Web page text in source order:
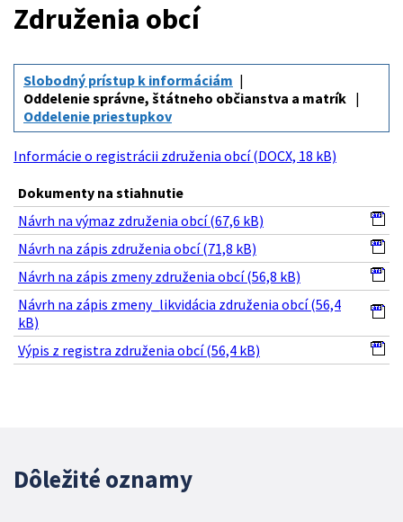
Združenia obcí
Slobodný prístup k informáciám
Oddelenie správne, štátneho občianstva a matrík
Oddelenie priestupkov
Informácie o registrácii združenia obcí (DOCX, 18 kB)
Dokumenty na stiahnutie
Návrh na výmaz združenia obcí (67,6 kB)
Návrh na zápis združenia obcí (71,8 kB)
Návrh na zápis zmeny združenia obcí (56,8 kB)
Návrh na zápis zmeny_likvidácia združenia obcí (56,4
kB)
Výpis z registra združenia obcí (56,4 kB)
Dôležité oznamy